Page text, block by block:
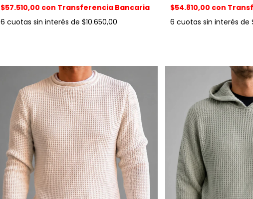
$57.510,00 con Transferencia Bancaria
6 cuotas sin interés de $10.650,00
$54.810,00 con
6 cuotas sin interés de